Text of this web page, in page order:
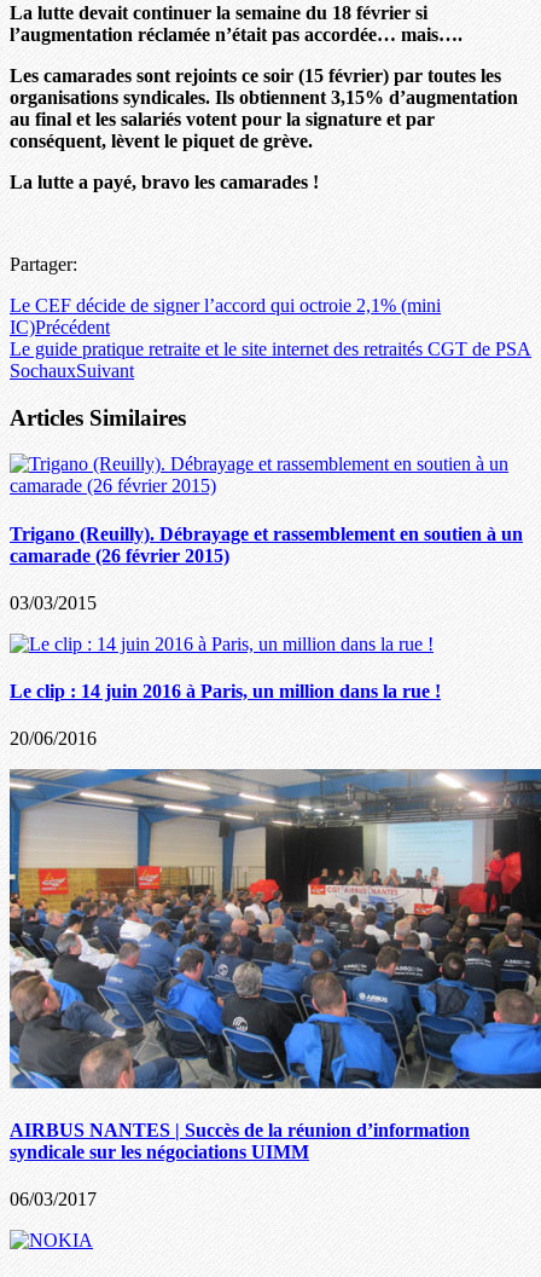
La lutte devait continuer la semaine du 18 février si
l’augmentation réclamée n’était pas accordée… mais….
Les camarades sont rejoints ce soir (15 février) par toutes les
organisations syndicales. Ils obtiennent 3,15% d’augmentation
au final et les salariés votent pour la signature et par
conséquent, lèvent le piquet de grève.
La lutte a payé, bravo les camarades !
Partager:
Le CEF décide de signer l’accord qui octroie 2,1% (mini
IC)Précédent
Le guide pratique retraite et le site internet des retraités CGT de PSA
SochauxSuivant
Articles Similaires
Trigano (Reuilly). Débrayage et rassemblement en soutien à un
camarade (26 février 2015)
03/03/2015
Le clip : 14 juin 2016 à Paris, un million dans la rue !
20/06/2016
AIRBUS NANTES | Succès de la réunion d’information
syndicale sur les négociations UIMM
06/03/2017